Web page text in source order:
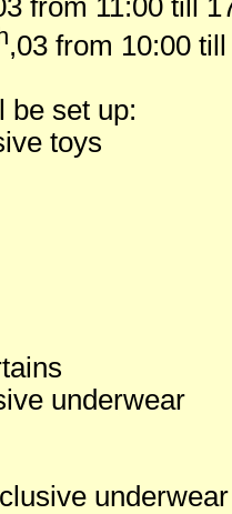
from 11:00 till
,03 from 10:00
be set up:
toys
underwear
underwear